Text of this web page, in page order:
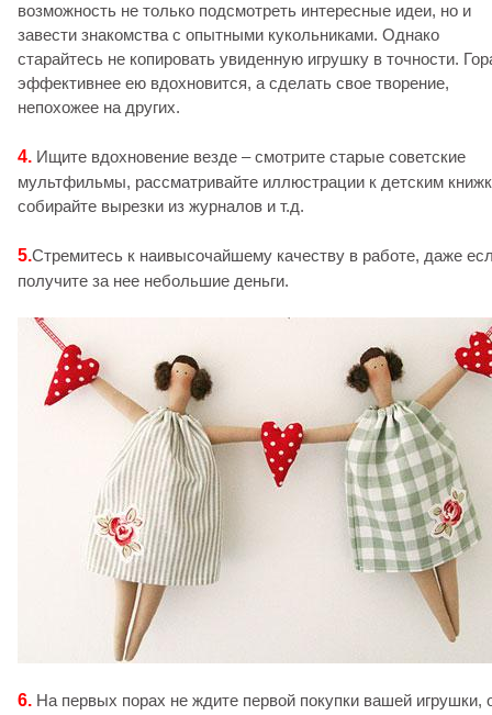
возможность не только подсмотреть интересные идеи, но и
завести знакомства с опытными кукольниками. Однако
старайтесь не копировать увиденную игрушку в точности.
эффективнее ею вдохновится, а сделать свое творение,
непохожее на других.
4. Ищите вдохновение везде – смотрите старые советские
мультфильмы, рассматривайте иллюстрации к детским
собирайте вырезки из журналов и т.д.
5.Стремитесь к наивысочайшему качеству в работе, даже
получите за нее небольшие деньги.
6. На первых порах не ждите первой покупки вашей игрушки,